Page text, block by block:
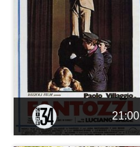
21:00